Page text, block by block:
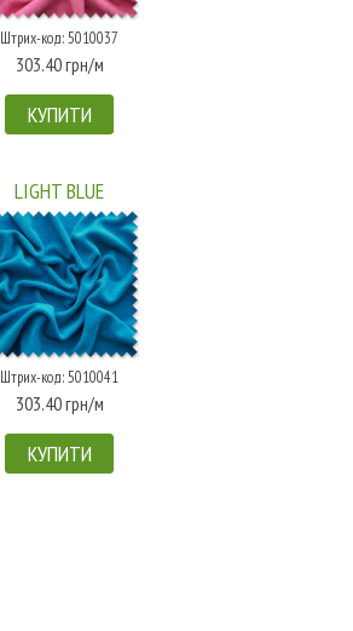
Штрих-код: 5010037
303.40 грн/м
КУПИТИ
LIGHT BLUE
Штрих-код: 5010041
303.40 грн/м
КУПИТИ